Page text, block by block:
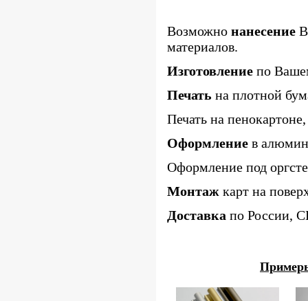
Возможно нанесение
материалов.
Изготовление по
Печать на плотной
Печать на
Оформление в
Оформление под
Монтаж карт на
Доставка по России,